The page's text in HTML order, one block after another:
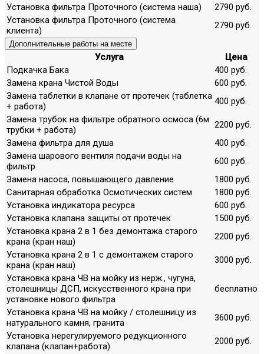
Установка фильтра Проточного (система наша)
2790 руб.
Установка фильтра Проточного (система
клиента)
2790 руб.
Дополнительные работы на месте
Услуга
Цена
Подкачка Бака
400 руб.
Замена крана Чистой Воды
600 руб.
Замена таблетки в клапане от протечек (таблетка
+ работа)
400 руб.
Замена трубок на фильтре обратного осмоса (6м
трубки + работа)
2200 руб.
Замена фильтра для душа
400 руб.
Замена шарового вентиля подачи воды на
фильтр
600 руб.
Замена насоса, повышающего давление
1800 руб.
Санитарная обработка Осмотических систем
1800 руб.
Установка индикатора ресурса
600 руб.
Установка клапана защиты от протечек
1500 руб.
Установка крана 2 в 1 без демонтажа старого
крана (кран наш)
2200 руб.
Установка крана 2 в 1 с демонтажем старого
крана (кран наш)
3000 руб.
Установка крана ЧВ на мойку из нерж., чугуна,
столешницы ДСП, искусственного крана при
установке нового фильтра
бесплатно
Установка крана ЧВ на мойку / столешницу из
натурального камня, гранита
3600 руб.
Установка нерегулируемого редукционного
клапана (клапан+работа)
2000 руб.